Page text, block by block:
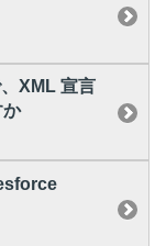
XML 宣言